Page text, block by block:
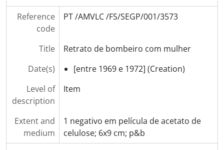
Reference
code
PT /AMVLC /FS/SEGP/001/3573
Title
Retrato de bombeiro com mulher
Date(s)
[entre 1969 e 1972] (Creation)
Level of
description
Item
Extent and
medium
1 negativo em película de acetato de
celulose; 6x9 cm; p&b